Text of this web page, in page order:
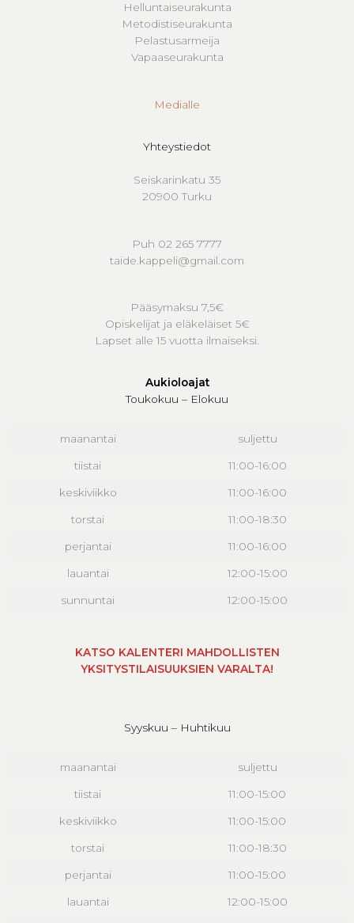
Helluntaiseurakunta
Metodistiseurakunta
Pelastusarmeija
Vapaaseurakunta
Medialle
Yhteystiedot
Seiskarinkatu 35
20900 Turku
Puh 02 265 7777
taide.kappeli@gmail.com
Pääsymaksu 7,5€
Opiskelijat ja eläkeläiset 5€
Lapset alle 15 vuotta ilmaiseksi.
Aukioloajat
Toukokuu – Elokuu
maanantai suljettu
tiistai 11:00-16:00
keskiviikko 11:00-16:00
torstai 11:00-18:30
perjantai 11:00-16:00
lauantai 12:00-15:00
sunnuntai 12:00-15:00
KATSO KALENTERI MAHDOLLISTEN
YKSITYSTILAISUUKSIEN VARALTA!
Syyskuu – Huhtikuu
maanantai suljettu
tiistai 11:00-15:00
keskiviikko 11:00-15:00
torstai 11:00-18:30
perjantai 11:00-15:00
lauantai 12:00-15:00